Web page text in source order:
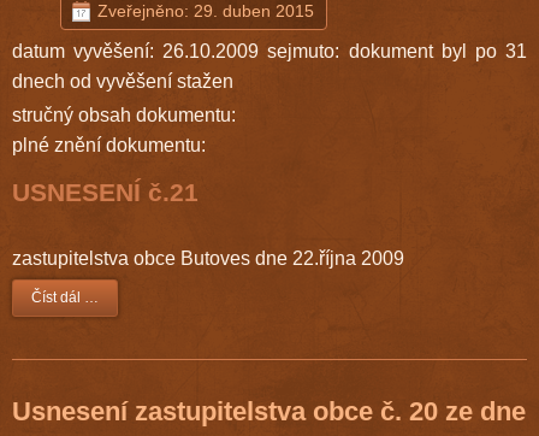
Zveřejněno: 29. duben 2015
datum vyvěšení: 26.10.2009 sejmuto: dokument byl po 31
dnech od vyvěšení stažen
stručný obsah dokumentu:
plné znění dokumentu:
USNESENÍ č.21
zastupitelstva obce Butoves dne 22.října 2009
Číst dál …
Usnesení zastupitelstva obce č. 20 ze dne